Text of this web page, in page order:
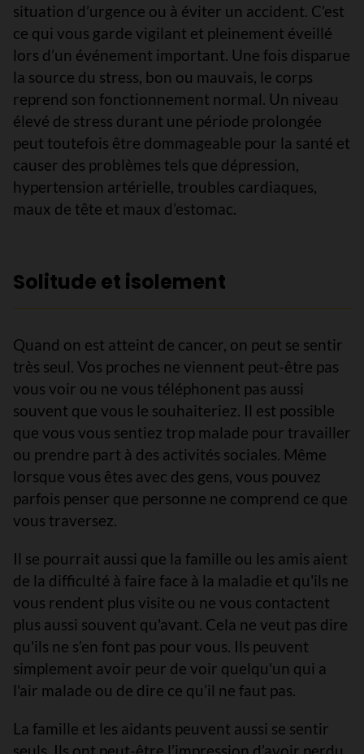
situation d’urgence ou à éviter un accident. C’est
ce qui vous garde vigilant et pleinement éveillé
lors d’un événement important. Une fois disparue
la source du stress, bon ou mauvais, le corps
reprend son fonctionnement normal. Un niveau
élevé de stress durant une période prolongée
peut toutefois être dommageable pour la santé et
causer des problèmes tels que dépression,
hypertension artérielle, troubles cardiaques,
maux de tête et maux d’estomac.
Solitude et isolement
Quand on est atteint de cancer, on peut se sentir
très seul. Vos proches ne viennent peut-être pas
vous voir ou ne vous téléphonent pas aussi
souvent que vous le souhaiteriez. Il est possible
que vous vous sentiez trop malade pour travailler
ou prendre part à des activités sociales. Même
lorsque vous êtes avec des gens, vous pouvez
parfois penser que personne ne comprend ce que
vous traversez.
Il se pourrait aussi que la famille ou les amis aient
de la difficulté à faire face à la maladie et qu'ils ne
vous rendent plus visite ou ne vous contactent
plus aussi souvent qu'avant. Cela ne veut pas dire
qu'ils ne s’en font pas pour vous. Ils peuvent
simplement avoir peur de voir quelqu'un qui a
l'air malade ou de dire ce qu’il ne faut pas.
La famille et les aidants peuvent aussi se sentir